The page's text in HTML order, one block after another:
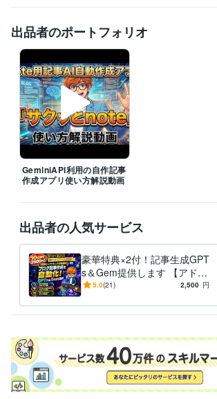
プログラミング言語・フレームワーク
Google ドキュメント:1年ChatGPT:1年
Canva:6年
得意分野
ライティング・翻訳 SEOライティング
出品者のポートフォリオ
GeminiAPI利用の自作記事
作成アプリ使い方解説動画
出品者の人気サービス
豪華特典×2付！記事生成GPT
s＆Gem提供します 【アドセ
ンス合格実績アリ】構成から
5.0(21) 2,500 円